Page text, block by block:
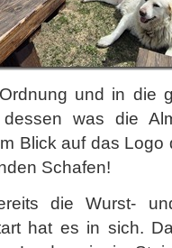
und in die
was die
Blick auf das
Schafen!
die Wurst-
hat es in sich.